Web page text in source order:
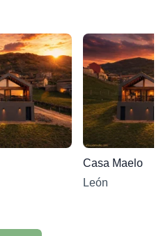
Casa Maelo
León